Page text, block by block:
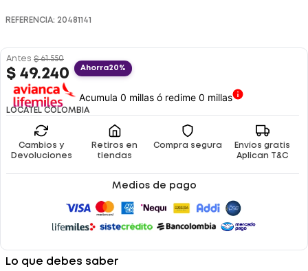
REFERENCIA: 20481141
Antes $ 61.550
$ 49.240 Ahorra20%
Acumula 0 millas ó redime 0 millas
LOCATEL COLOMBIA
Cambios y
Devoluciones
Retiros en
tiendas
Compra segura
Envíos gratis
Aplican T&C
Medios de pago
Lo que debes saber